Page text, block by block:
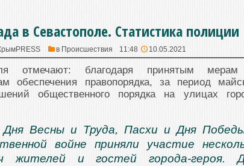
в Севастополе. Статистика полиции
в Происшествия 11:48 10.05.2021
отмечают: благодаря принятым
обеспечения правопорядка, за период
общественного порядка на улицах
Дня Весны и Труда, Пасхи и Дня
войне приняли участие
жителей и гостей города-героя.